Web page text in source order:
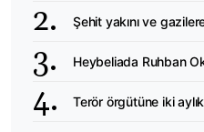
Şehit yakını ve
Heybeliada Ruhban
Terör örgütüne iki